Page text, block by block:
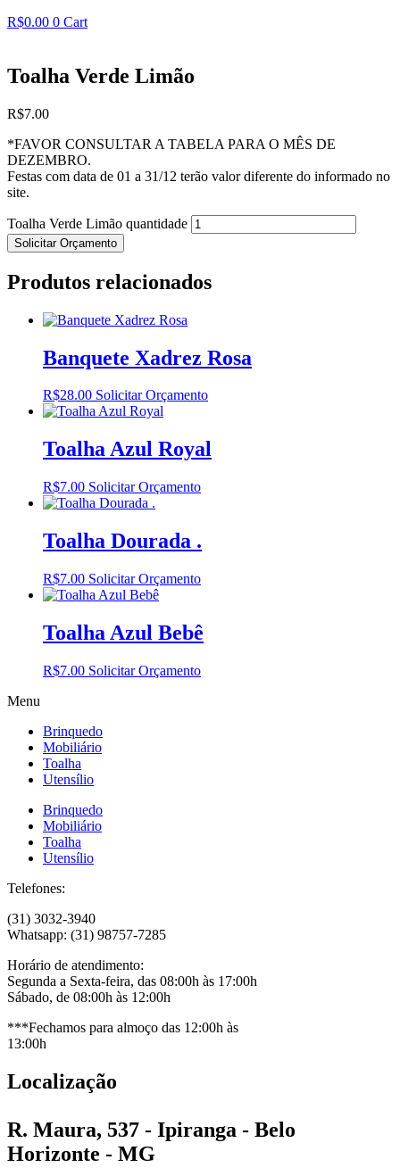
R$0.00 0 Cart
Toalha Verde Limão
R$7.00
*FAVOR CONSULTAR A TABELA PARA O MÊS DE
DEZEMBRO.
Festas com data de 01 a 31/12 terão valor diferente do informado no
site.
Toalha Verde Limão quantidade
Solicitar Orçamento
Produtos relacionados
Banquete Xadrez Rosa
R$28.00 Solicitar Orçamento
Toalha Azul Royal
R$7.00 Solicitar Orçamento
Toalha Dourada .
R$7.00 Solicitar Orçamento
Toalha Azul Bebê
R$7.00 Solicitar Orçamento
Menu
Brinquedo
Mobiliário
Toalha
Utensílio
Brinquedo
Mobiliário
Toalha
Utensílio
Telefones:
(31) 3032-3940
Whatsapp: (31) 98757-7285
Horário de atendimento:
Segunda a Sexta-feira, das 08:00h às 17:00h
Sábado, de 08:00h às 12:00h
***Fechamos para almoço das 12:00h às
13:00h
Localização
R. Maura, 537 - Ipiranga - Belo
Horizonte - MG